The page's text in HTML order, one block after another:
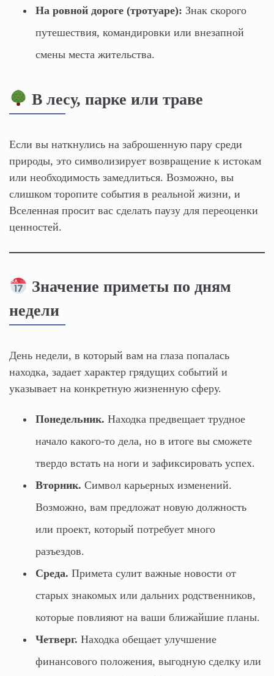
На ровной дороге (тротуаре): Знак скорого
путешествия, командировки или внезапной
смены места жительства.
В лесу, парке или траве
Если вы наткнулись на заброшенную пару среди
природы, это символизирует возвращение к истокам
или необходимость замедлиться. Возможно, вы
слишком торопите события в реальной жизни, и
Вселенная просит вас сделать паузу для переоценки
ценностей.
Значение приметы по дням
недели
День недели, в который вам на глаза попалась
находка, задает характер грядущих событий и
указывает на конкретную жизненную сферу.
Понедельник. Находка предвещает трудное
начало какого-то дела, но в итоге вы сможете
твердо встать на ноги и зафиксировать успех.
Вторник. Символ карьерных изменений.
Возможно, вам предложат новую должность
или проект, который потребует много
разъездов.
Среда. Примета сулит важные новости от
старых знакомых или дальних родственников,
которые повлияют на ваши ближайшие планы.
Четверг. Находка обещает улучшение
финансового положения, выгодную сделку или